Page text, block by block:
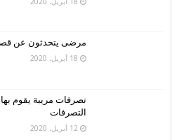
مرضى يتحدثون عن
18 أبريل، 2020
تصرفات مريبة يقوم بها
التصرفات
12 أبريل، 2020